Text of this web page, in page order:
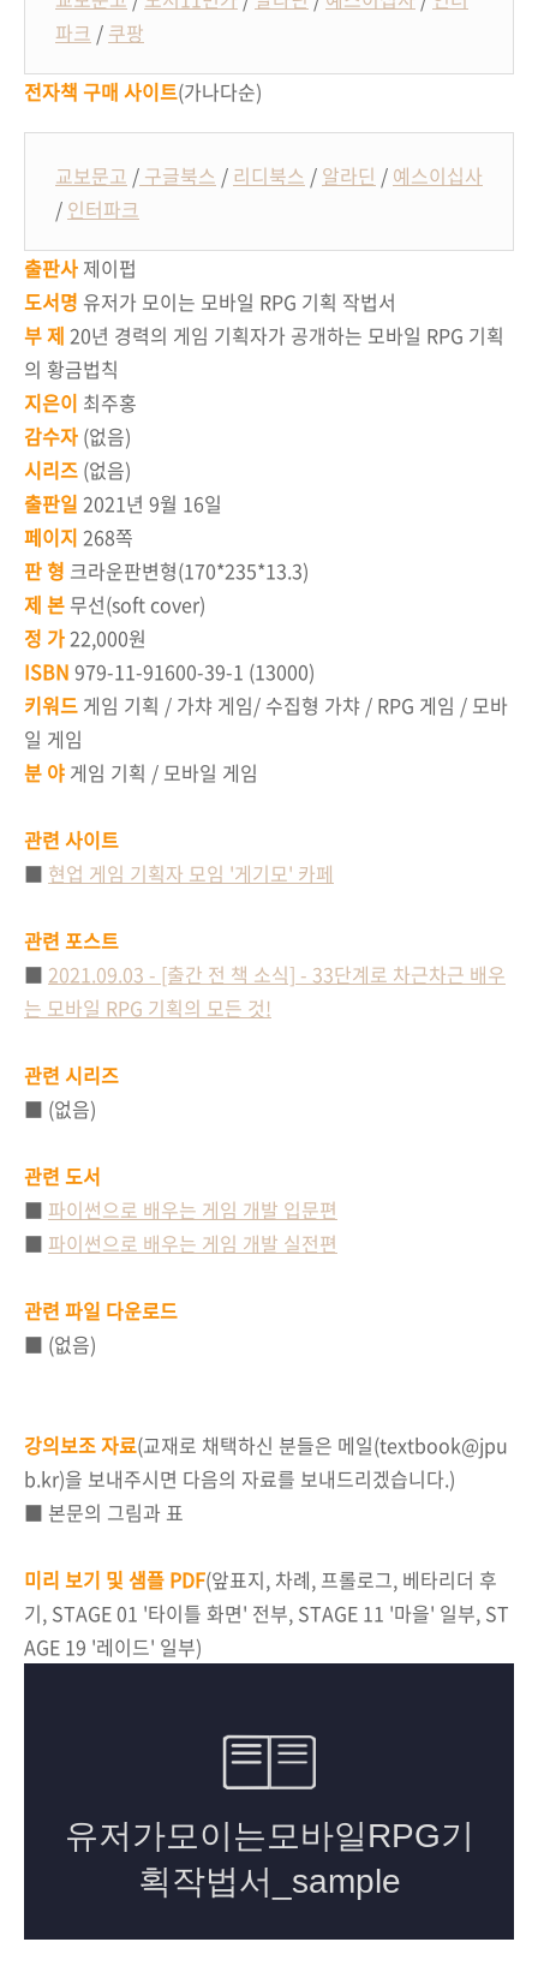
파크 / 쿠팡
전자책 구매 사이트(가나다순)
교보문고 / 구글북스 / 리디북스 / 알라딘 / 예스이십사
/ 인터파크
출판사 제이펍
도서명 유저가 모이는 모바일 RPG 기획 작법서
부 제 20년 경력의 게임 기획자가 공개하는 모바일 RPG 기획
의 황금법칙
지은이 최주홍
감수자 (없음)
시리즈 (없음)
출판일 2021년 9월 16일
페이지 268쪽
판 형 크라운판변형(170*235*13.3)
제 본 무선(soft cover)
정 가22,000원
ISBN 979-11-91600-39-1 (13000)
키워드 게임 기획 / 가챠 게임/ 수집형 가챠 / RPG 게임 / 모바
일 게임
분 야 게임 기획 / 모바일 게임
관련 사이트
■ 현업 게임 기획자 모임 '게기모' 카페
관련 포스트
■ 2021.09.03 - [출간 전 책 소식] - 33단계로 차근차근 배우
는 모바일 RPG 기획의 모든 것!
관련 시리즈
■ (없음)
관련 도서
■ 파이썬으로 배우는 게임 개발 입문편
■ 파이썬으로 배우는 게임 개발 실전편
관련 파일 다운로드
■ (없음)
강의보조 자료(교재로 채택하신 분들은 메일(textbook@jpu
b.kr)을 보내주시면 다음의 자료를 보내드리겠습니다.)
■ 본문의 그림과 표
미리 보기 및 샘플 PDF(앞표지, 차례, 프롤로그, 베타리더 후
기, STAGE 01 '타이틀 화면' 전부, STAGE 11 '마을' 일부, ST
AGE 19 '레이드' 일부)